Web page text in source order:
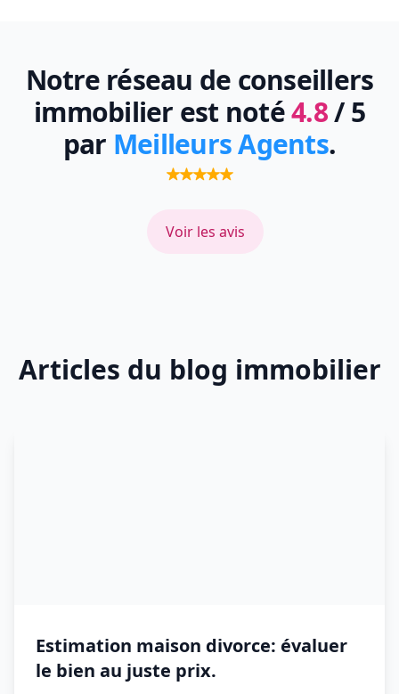
Notre réseau de conseillers
immobilier est noté4.8/ 5
par Meilleurs Agents.
Voir les avis
Articles du blog immobilier
Estimation maison divorce: évaluer
le bien au juste prix.